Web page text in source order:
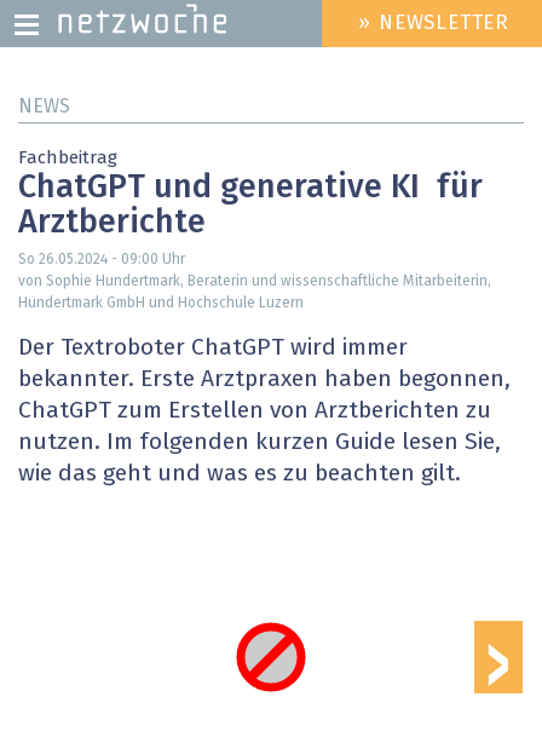
zum
HEADER
MENU
» NEWSLETTER
NEWS
Fachbeitrag
ChatGPT und generative KI ­ für
Arztberichte
So 26.05.2024 - 09:00 Uhr
von Sophie Hundertmark, Beraterin und ­wissenschaftliche Mitarbeiterin,
Hundertmark GmbH und Hochschule Luzern
Der Textroboter ChatGPT wird immer
bekannter. Erste Arztpraxen haben begonnen,
ChatGPT zum Erstellen von Arztberichten zu
nutzen. Im folgenden kurzen Guide lesen Sie,
wie das geht und was es zu beachten gilt.
›